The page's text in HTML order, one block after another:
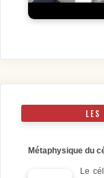
Métaphysique du
Le